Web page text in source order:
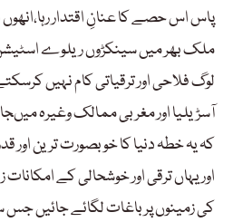
پاس اس حصے کا عنانِ اقتدار
ملک بھر میں سینکڑوں ریلوے
لوگ فلاحی اور ترقیاتی کام نہیں
آسڑیلیا اور مغربی ممالک وغیرہ
کہ یہ خطہ دنیا کا خوبصورت ترین اور
اور یہاں ترقی اور خوشحالی کے
کی زمینوں پر باغات لگائے جائیں